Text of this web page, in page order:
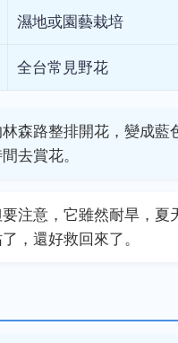
濕地或園藝栽培
全台常見野花
森路整排開花，變成藍
去賞花。
注意，它雖然耐旱，夏
，還好救回來了。